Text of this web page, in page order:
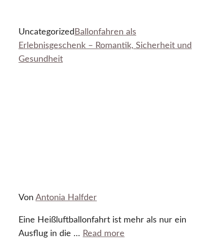
Uncategorized Ballonfahren als
Erlebnisgeschenk – Romantik, Sicherheit und
Gesundheit
Von Antonia Halfder
Eine Heißluftballonfahrt ist mehr als nur ein
Ausflug in die … Read more